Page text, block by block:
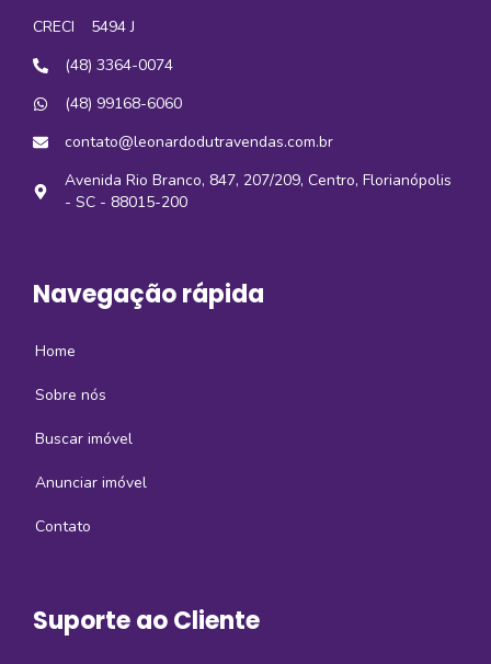
CRECI
5494 J
(48) 3364-0074
(48) 99168-6060
contato@leonardodutravendas.com.br
Avenida Rio Branco, 847, 207/209, Centro, Florianópolis
- SC - 88015-200
Navegação rápida
Home
Sobre nós
Buscar imóvel
Anunciar imóvel
Contato
Suporte ao Cliente